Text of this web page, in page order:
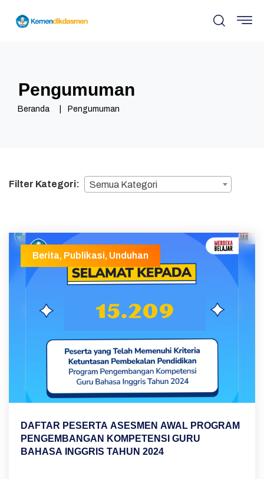
Pengumuman
Beranda Pengumuman
Filter Kategori: Semua Kategori
Berita, Publikasi, Unduhan
DAFTAR PESERTA ASESMEN AWAL PROGRAM
PENGEMBANGAN KOMPETENSI GURU
BAHASA INGGRIS TAHUN 2024